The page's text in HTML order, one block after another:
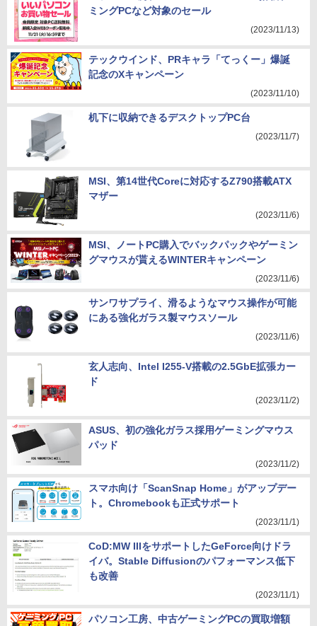
ミングPCなど対象のセール
(2023/11/13)
テックウインド、PRキャラ「てっくー」爆誕
記念のXキャンペーン
(2023/11/10)
机下に収納できるデスクトップPC台
(2023/11/7)
MSI、第14世代Coreに対応するZ790搭載ATX
マザー
(2023/11/6)
MSI、ノートPC購入でバックパックやゲーミン
グマウスが貰えるWINTERキャンペーン
(2023/11/6)
サンワサプライ、滑るようなマウス操作が可能
にある強化ガラス製マウスソール
(2023/11/6)
玄人志向、Intel I255-V搭載の2.5GbE拡張カー
ド
(2023/11/2)
ASUS、初の強化ガラス採用ゲーミングマウス
パッド
(2023/11/2)
スマホ向け「ScanSnap Home」がアップデー
ト。Chromebookも正式サポート
(2023/11/1)
CoD:MW IIIをサポートしたGeForce向けドラ
イバ。Stable Diffusionのパフォーマンス低下
も改善
(2023/11/1)
パソコン工房、中古ゲーミングPCの買取増額